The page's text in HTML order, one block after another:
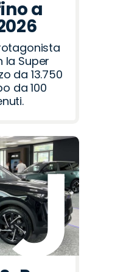
a
la Super
da 13.750
da 100